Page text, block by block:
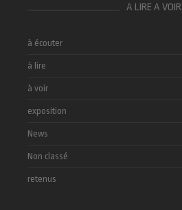
A LIRE A VOIR
à écouter
à lire
à voir
exposition
News
Non classé
retenus